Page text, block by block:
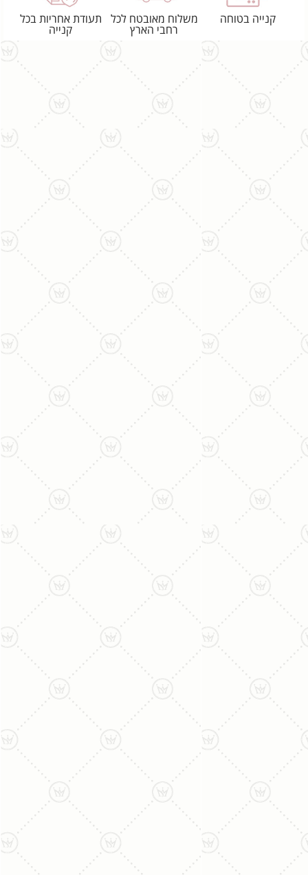
קנייה בטוחה
משלוח מאובטח לכל
רחבי הארץ
תעודת אחריות בכל
קנייה